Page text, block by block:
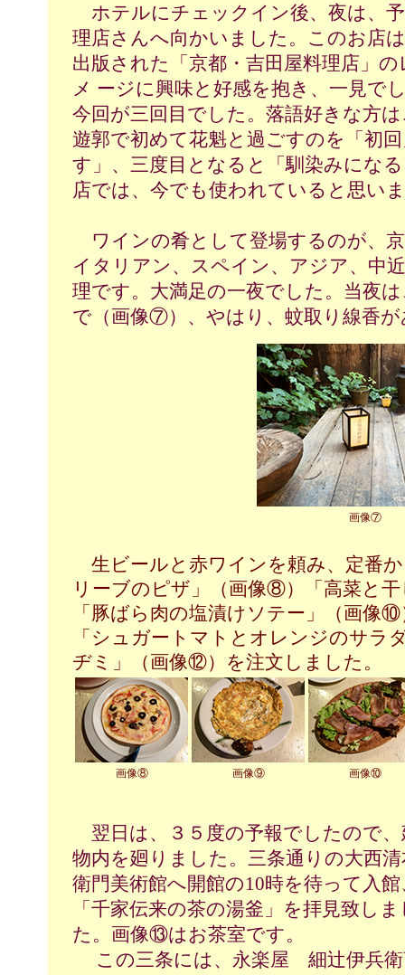
ホテルにチェックイン後、夜は、
理店さんへ向かいました。このお店
出版された「京都・吉田屋料理店」
メ ージに興味と好感を抱き、一見で
今回が三回目でした。落語好きな方
遊郭で初めて花魁と過ごすのを「初
す」、三度目となると「馴染みにな
店では、今でも使われていると思い
ワインの肴として登場するのが、
イタリアン、スペイン、アジア、中
理です。大満足の一夜でした。当夜
で（画像⑦）、やはり、蚊取り線香
画像⑦
生ビールと赤ワインを頼み、定番
リーブのピザ」（画像⑧）「高菜と
「豚ばら肉の塩漬けソテー」（画像
「シュガートマトとオレンジのサ
ヂミ」（画像⑫）を注文しました。
画像⑧ 画像⑨ 画像⑩
翌日は、３５度の予報でしたので、
物内を廻りました。三条通りの大西清
衛門美術館へ開館の10時を待って入館
「千家伝来の茶の湯釜」を拝見致しま
た。画像⑬はお茶室です。
この三条には、永楽屋 細辻伊兵